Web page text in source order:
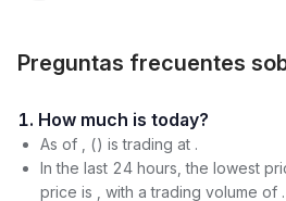
Preguntas frecuentes
1. How much is today?
As of , () is trading at .
In the last 24 hours, the lowest
price is , with a trading volume of .